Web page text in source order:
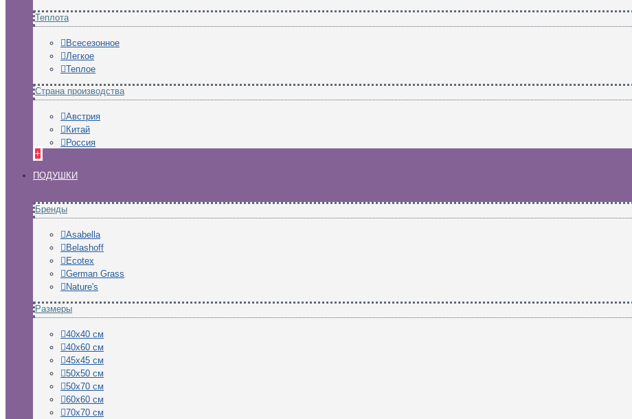
Теплота
Всесезонное
Легкое
Теплое
Страна производства
Австрия
Китай
Россия
+
ПОДУШКИ
Бренды
Asabella
Belashoff
Ecotex
German Grass
Nature's
Размеры
40х40 см
40х60 см
45х45 см
50х50 см
50х70 см
60х60 см
70х70 см